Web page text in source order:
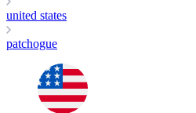
united states
patchogue